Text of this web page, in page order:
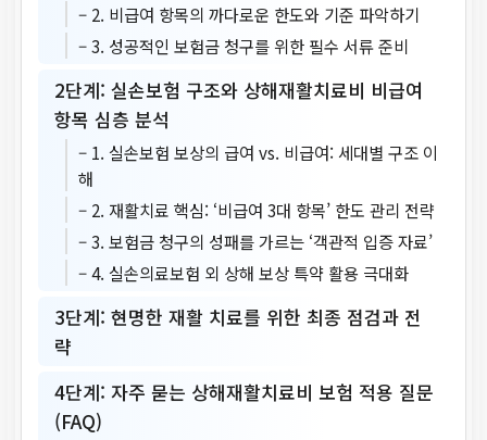
– 2. 비급여 항목의 까다로운 한도와 기준 파악하기
– 3. 성공적인 보험금 청구를 위한 필수 서류 준비
2단계: 실손보험 구조와 상해재활치료비 비급여
항목 심층 분석
– 1. 실손보험 보상의 급여 vs. 비급여: 세대별 구조 이
해
– 2. 재활치료 핵심: ‘비급여 3대 항목’ 한도 관리 전략
– 3. 보험금 청구의 성패를 가르는 ‘객관적 입증 자료’
– 4. 실손의료보험 외 상해 보상 특약 활용 극대화
3단계: 현명한 재활 치료를 위한 최종 점검과 전
략
4단계: 자주 묻는 상해재활치료비 보험 적용 질문
(FAQ)